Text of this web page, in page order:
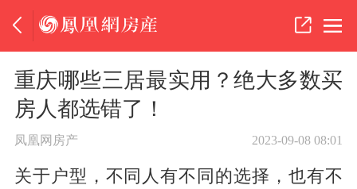
重庆哪些三居最实用？绝大多数买
房人都选错了！
凤凰网房产 2023-09-08 08:01
关于户型，不同人有不同的选择，也有不